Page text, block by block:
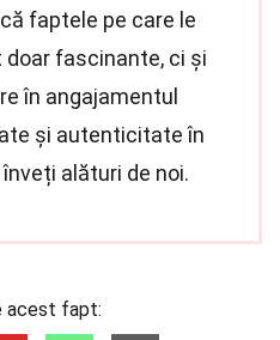
faptele pe care le
fascinante, ci și
în angajamentul
și autenticitate în
alături de noi.
acest fapt: